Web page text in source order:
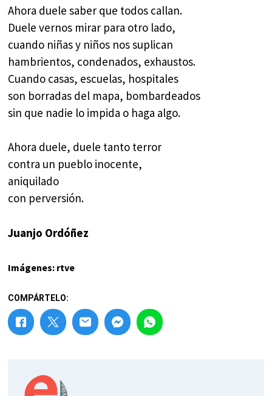
Ahora duele saber que todos callan.
Duele vernos mirar para otro lado,
cuando niñas y niños nos suplican
hambrientos, condenados, exhaustos.
Cuando casas, escuelas, hospitales
son borradas del mapa, bombardeados
sin que nadie lo impida o haga algo.
Ahora duele, duele tanto terror
contra un pueblo inocente,
aniquilado
con perversión.
Juanjo Ordóñez
Imágenes: rtve
COMPÁRTELO: